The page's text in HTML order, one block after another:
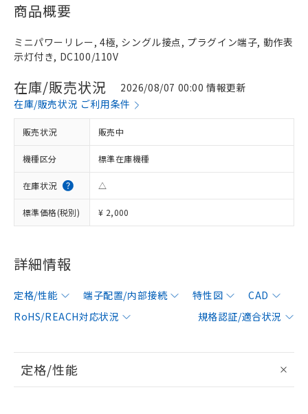
商品概要
ミニパワーリレー, 4極, シングル接点, プラグイン端子, 動作表
示灯付き, DC100/110V
在庫/販売状況
2026/08/07 00:00 情報更新
在庫/販売状況 ご利用条件
販売状況 販売中
機種区分 標準在庫機種
在庫状況 △
標準価格(税別) ¥ 2,000
詳細情報
定格/性能 端子配置/内部接続 特性図
CAD
RoHS/REACH対応状況
規格認証/適合状況
定格/性能